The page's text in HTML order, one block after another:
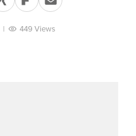
| 449 Views